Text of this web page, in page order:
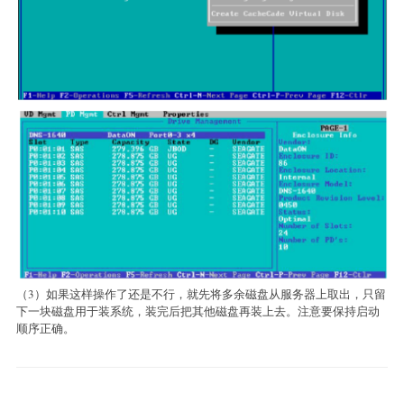
（3）如果这样操作了还是不行，就先将多余磁盘从服务器上取出，只留
下一块磁盘用于装系统，装完后把其他磁盘再装上去。注意要保持启动
顺序正确。